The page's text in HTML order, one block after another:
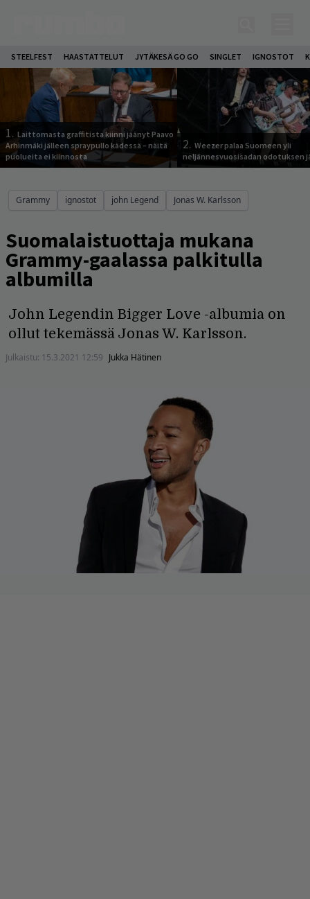
STEELFEST HAASTATTELUT JYTÄKESÄ GO GO SINGLET IGNOSTOT
1. Laittomasta graffitista kiinni jäänyt Paavo
Arhinmäki jälleen spraypullo kädessä – näitä
puolueita ei kiinnosta
2. Weezer palaa Suomeen yli
neljännesvuosisadan odotuksen
Grammy ignostot john Legend Jonas W. Karlsson
Suomalaistuottaja mukana
Grammy-gaalassa palkitulla
albumilla
John Legendin Bigger Love -albumia on
ollut tekemässä Jonas W. Karlsson.
Julkaistu: 15.3.2021 12:59 Jukka Hätinen